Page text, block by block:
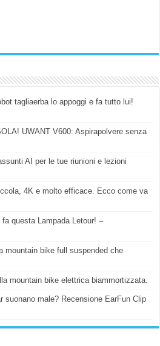
tagliaerba lo appoggi e fa tutto lui!
UWANT V600: Aspirapolvere senza
AI per le tue riunioni e lezioni
4K e molto efficace. Ecco come va
fa questa Lampada Letour! –
mountain bike full suspended che
mountain bike elettrica biammortizzata.
suonano male? Recensione EarFun Clip